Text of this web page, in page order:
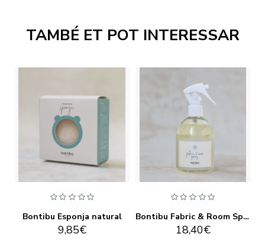
TAMBÉ ET POT INTERESSAR
Bontibu Esponja natural
9,85€
Bontibu Fabric & Room Spray
18,40€